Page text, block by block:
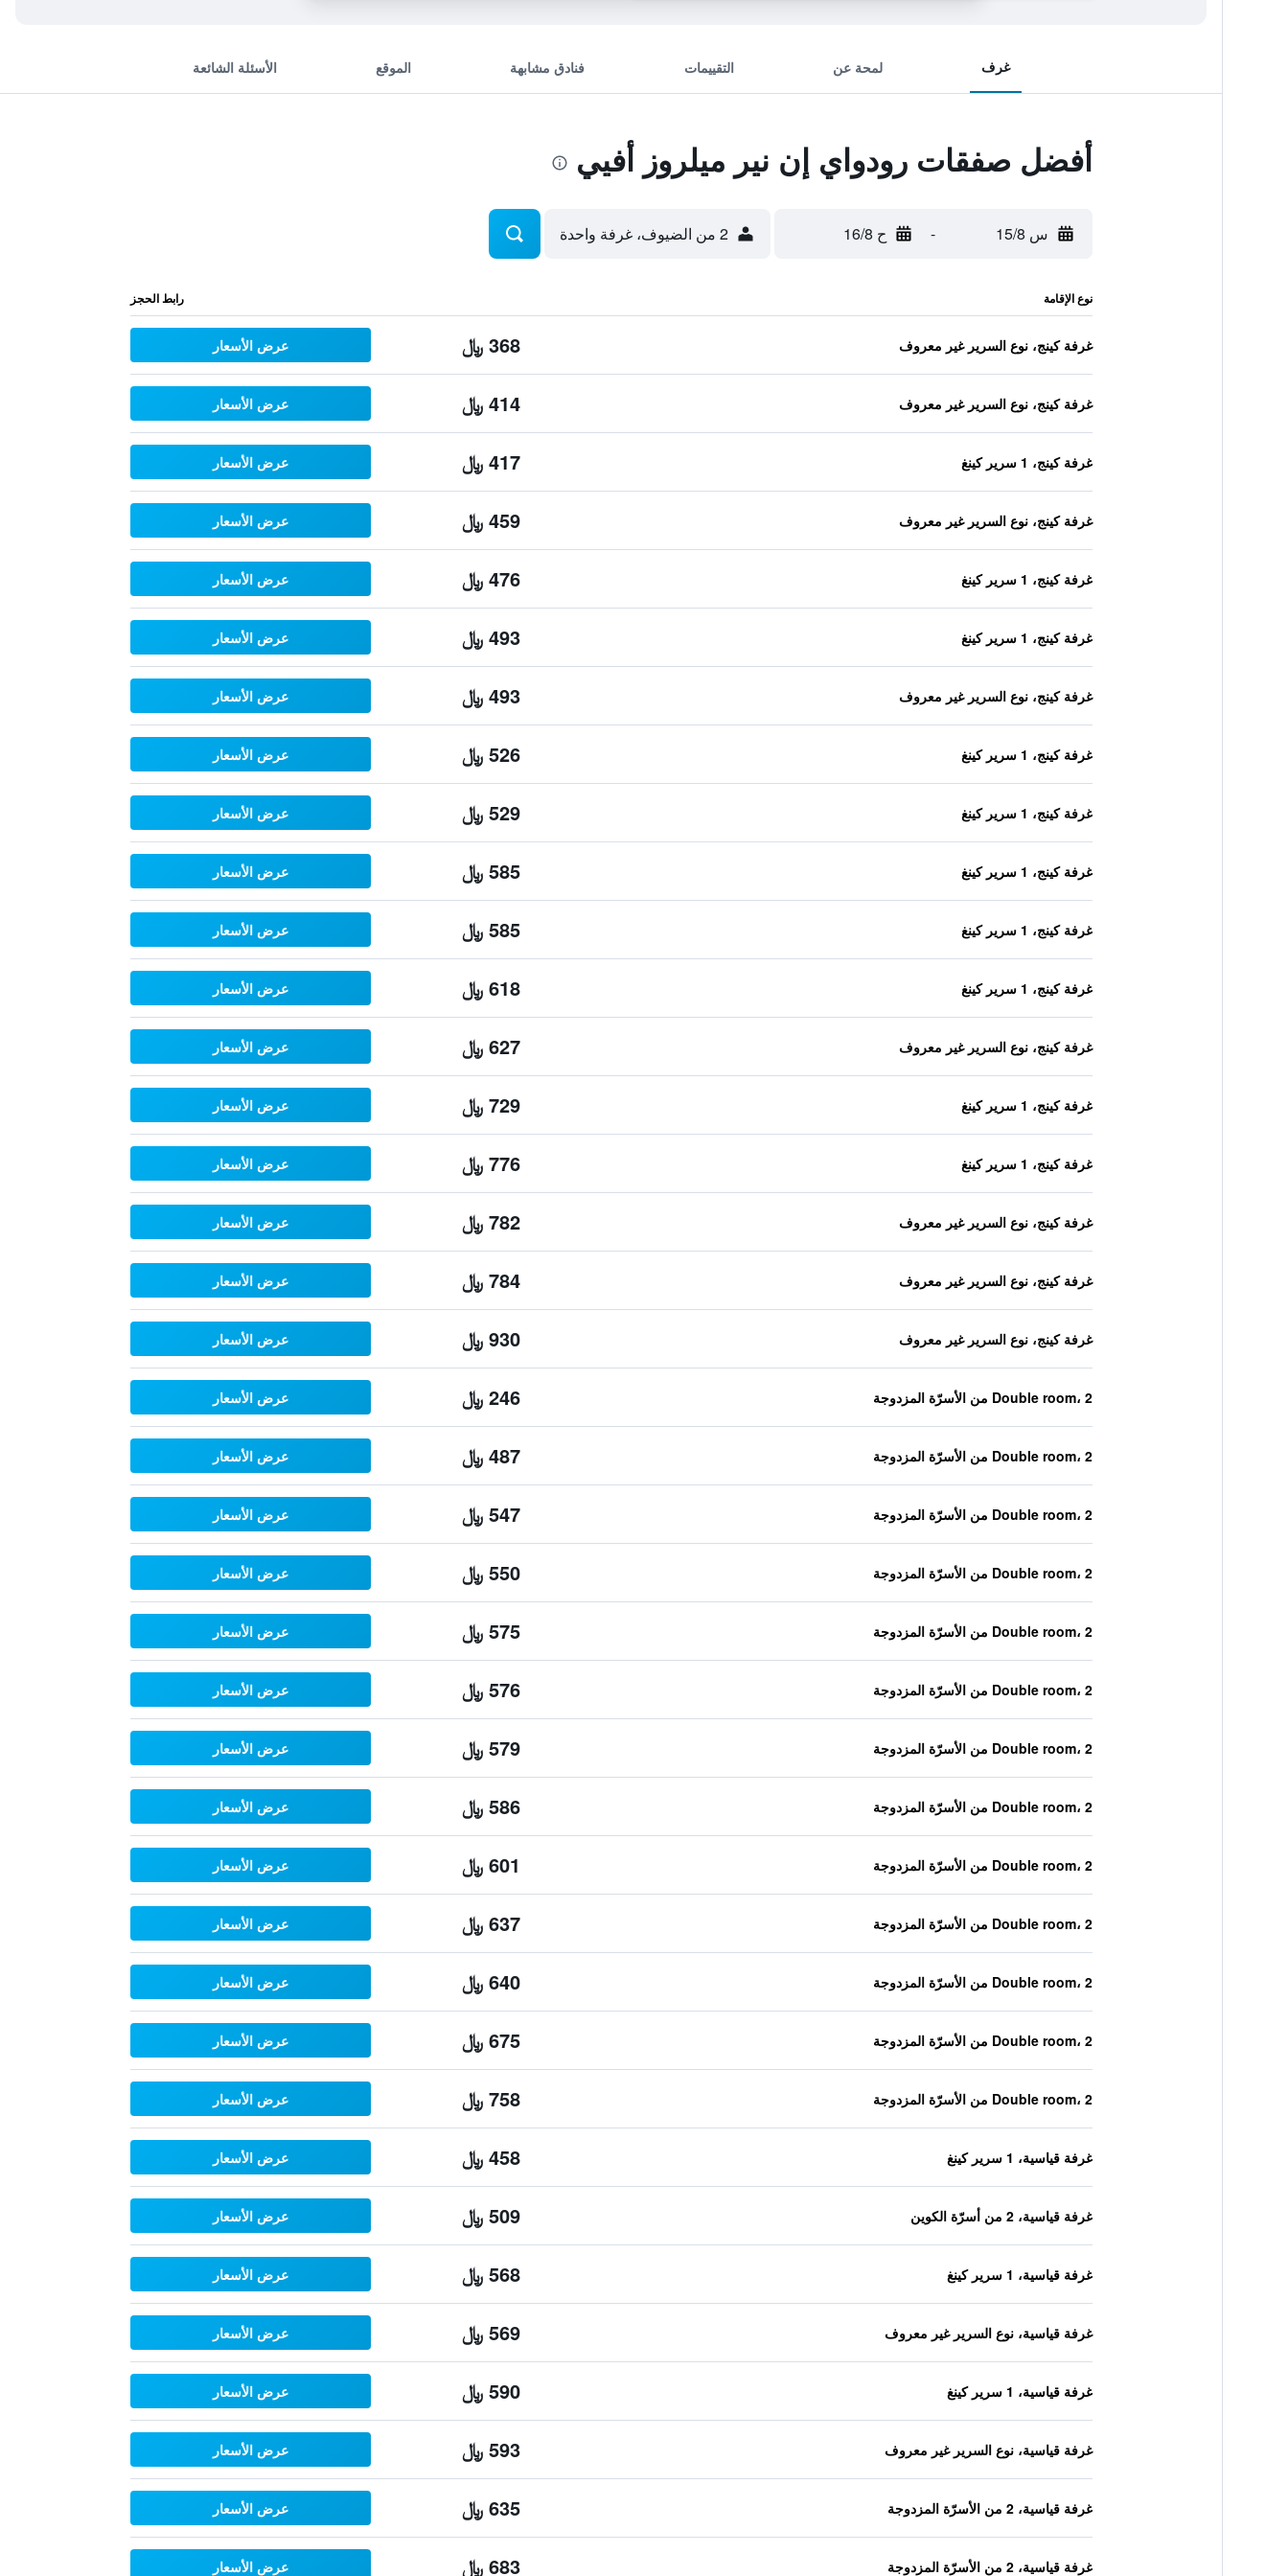
غرف لمحة عن التقييمات فنادق مشابهة الموقع الأسئلة الشائعة
أفضل صفقات رودواي إن نير ميلروز أفيي
س 15/8 - ح 16/8 2 من الضيوف، غرفة واحدة
نوع الإقامة رابط الحجز
غرفة كينج، نوع السرير غير معروف 368 ﷼ عرض الأسعار
غرفة كينج، نوع السرير غير معروف 414 ﷼ عرض الأسعار
غرفة كينج، 1 سرير كينغ 417 ﷼ عرض الأسعار
غرفة كينج، نوع السرير غير معروف 459 ﷼ عرض الأسعار
غرفة كينج، 1 سرير كينغ 476 ﷼ عرض الأسعار
غرفة كينج، 1 سرير كينغ 493 ﷼ عرض الأسعار
غرفة كينج، نوع السرير غير معروف 493 ﷼ عرض الأسعار
غرفة كينج، 1 سرير كينغ 526 ﷼ عرض الأسعار
غرفة كينج، 1 سرير كينغ 529 ﷼ عرض الأسعار
غرفة كينج، 1 سرير كينغ 585 ﷼ عرض الأسعار
غرفة كينج، 1 سرير كينغ 585 ﷼ عرض الأسعار
غرفة كينج، 1 سرير كينغ 618 ﷼ عرض الأسعار
غرفة كينج، نوع السرير غير معروف 627 ﷼ عرض الأسعار
غرفة كينج، 1 سرير كينغ 729 ﷼ عرض الأسعار
غرفة كينج، 1 سرير كينغ 776 ﷼ عرض الأسعار
غرفة كينج، نوع السرير غير معروف 782 ﷼ عرض الأسعار
غرفة كينج، نوع السرير غير معروف 784 ﷼ عرض الأسعار
غرفة كينج، نوع السرير غير معروف 930 ﷼ عرض الأسعار
Double room، 2 من الأسرّة المزدوجة 246 ﷼ عرض الأسعار
Double room، 2 من الأسرّة المزدوجة 487 ﷼ عرض الأسعار
Double room، 2 من الأسرّة المزدوجة 547 ﷼ عرض الأسعار
Double room، 2 من الأسرّة المزدوجة 550 ﷼ عرض الأسعار
Double room، 2 من الأسرّة المزدوجة 575 ﷼ عرض الأسعار
Double room، 2 من الأسرّة المزدوجة 576 ﷼ عرض الأسعار
Double room، 2 من الأسرّة المزدوجة 579 ﷼ عرض الأسعار
Double room، 2 من الأسرّة المزدوجة 586 ﷼ عرض الأسعار
Double room، 2 من الأسرّة المزدوجة 601 ﷼ عرض الأسعار
Double room، 2 من الأسرّة المزدوجة 637 ﷼ عرض الأسعار
Double room، 2 من الأسرّة المزدوجة 640 ﷼ عرض الأسعار
Double room، 2 من الأسرّة المزدوجة 675 ﷼ عرض الأسعار
Double room، 2 من الأسرّة المزدوجة 758 ﷼ عرض الأسعار
غرفة قياسية، 1 سرير كينغ 458 ﷼ عرض الأسعار
غرفة قياسية، 2 من أسرّة الكوين 509 ﷼ عرض الأسعار
غرفة قياسية، 1 سرير كينغ 568 ﷼ عرض الأسعار
غرفة قياسية، نوع السرير غير معروف 569 ﷼ عرض الأسعار
غرفة قياسية، 1 سرير كينغ 590 ﷼ عرض الأسعار
غرفة قياسية، نوع السرير غير معروف 593 ﷼ عرض الأسعار
غرفة قياسية، 2 من الأسرّة المزدوجة 635 ﷼ عرض الأسعار
غرفة قياسية، 2 من الأسرّة المزدوجة 683 ﷼ عرض الأسعار